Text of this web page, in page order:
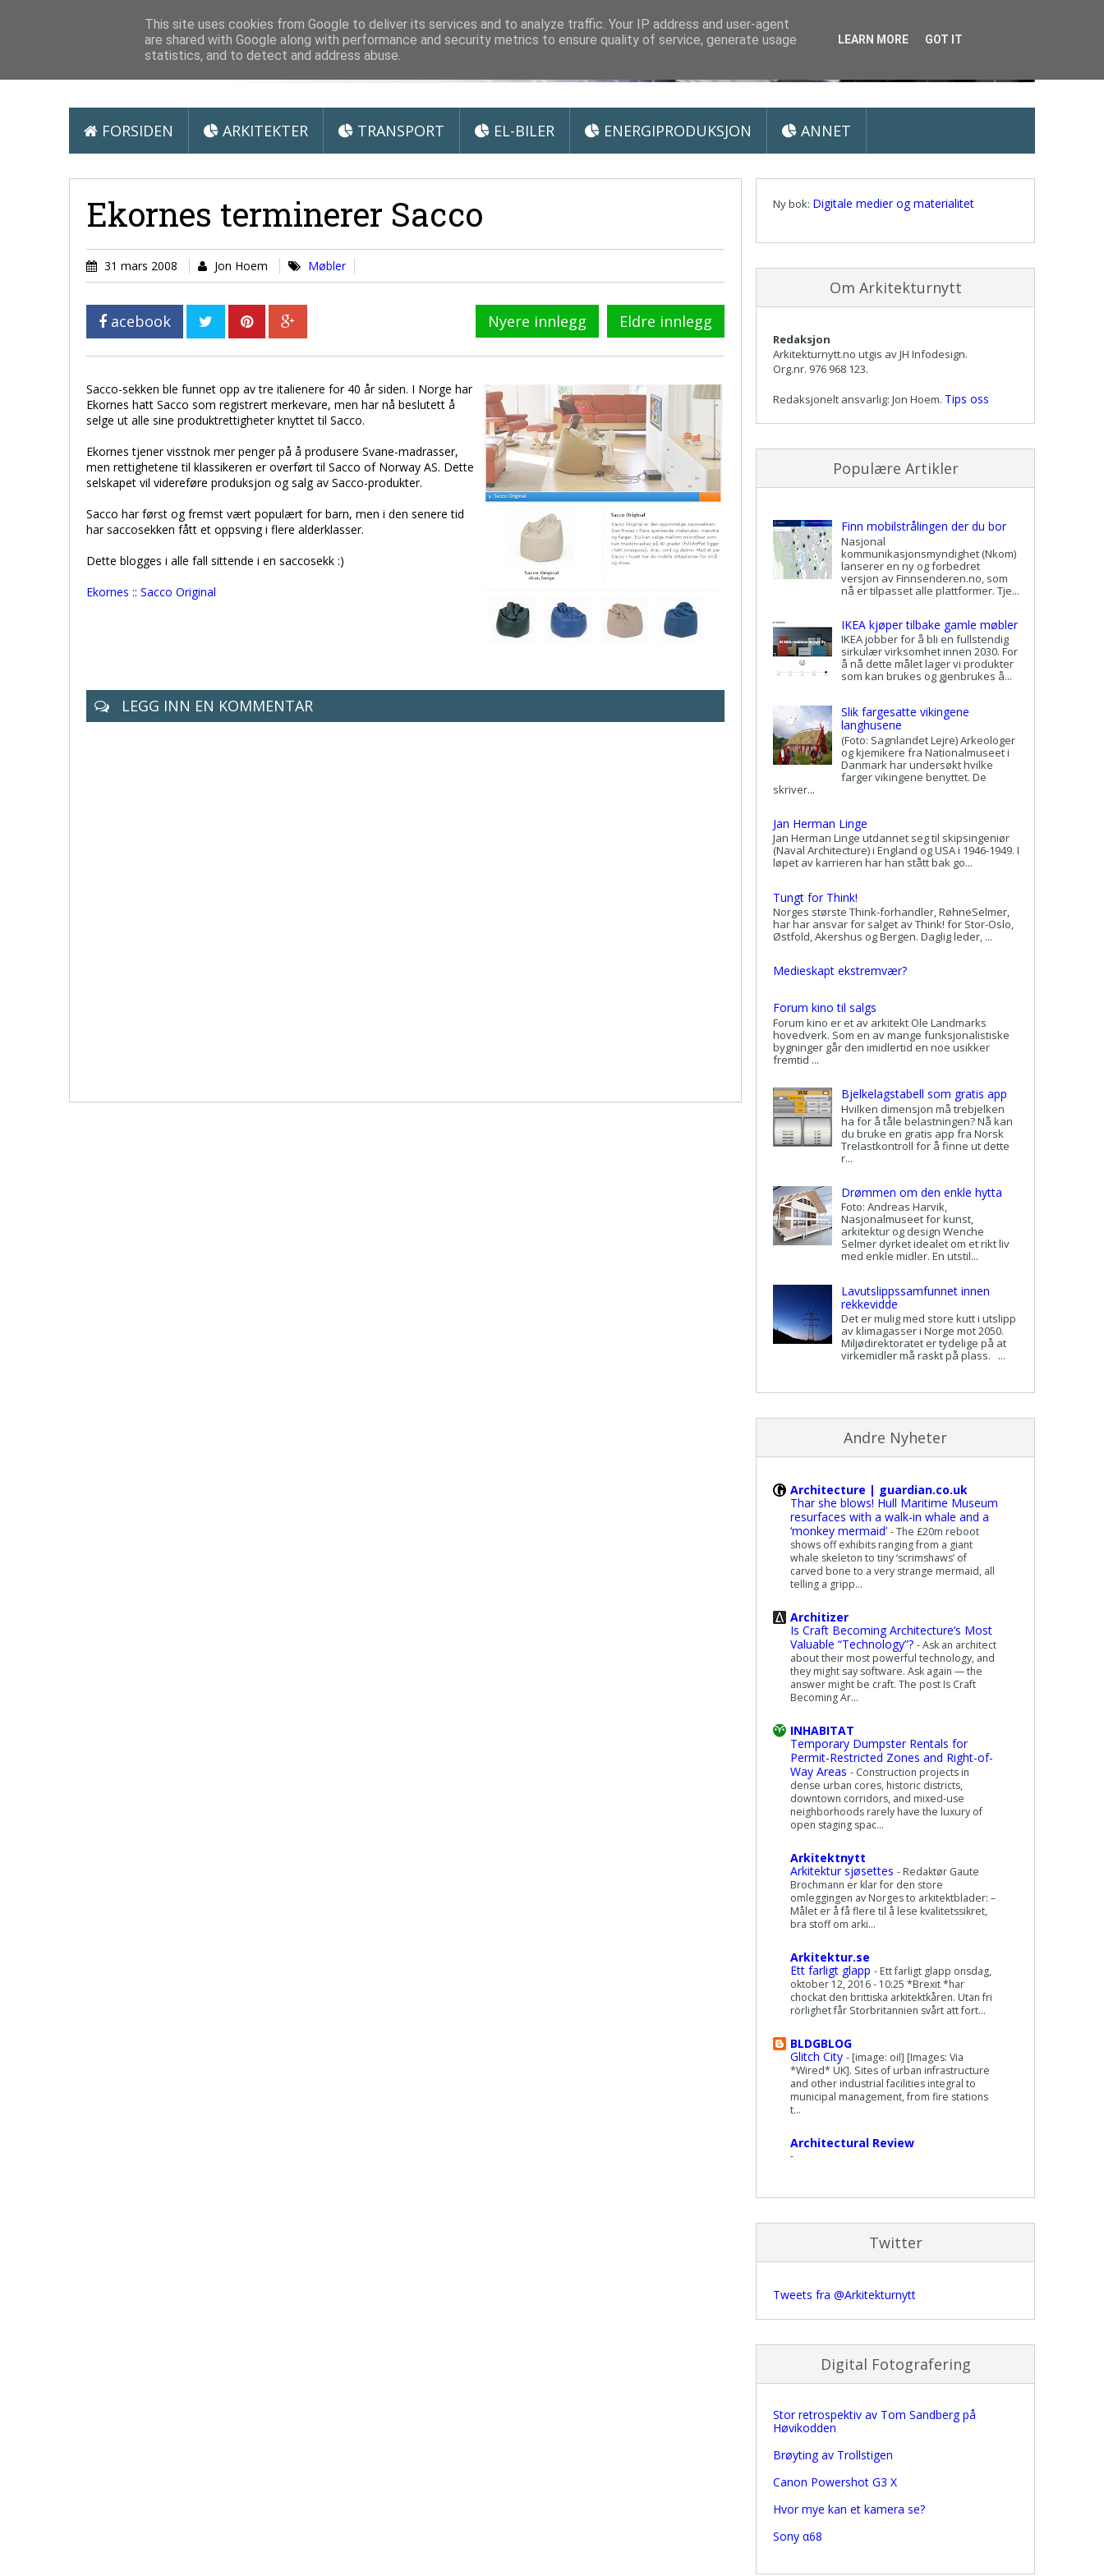
Arkitektur & Miljøteknologi
FORSIDEN ARKITEKTER TRANSPORT EL-BILER ENERGIPRODUKSJON ANNET
Ekornes terminerer Sacco
31 mars 2008 Jon Hoem Møbler
acebook Nyere innlegg Eldre innlegg
Sacco-sekken ble funnet opp av tre italienere for 40 år siden. I Norge har
Ekornes hatt Sacco som registrert merkevare, men har nå beslutett å
selge ut alle sine produktrettigheter knyttet til Sacco.
Ekornes tjener visstnok mer penger på å produsere Svane-madrasser,
men rettighetene til klassikeren er overført til Sacco of Norway AS. Dette
selskapet vil videreføre produksjon og salg av Sacco-produkter.
Sacco har først og fremst vært populært for barn, men i den senere tid
har saccosekken fått et oppsving i flere alderklasser.
Dette blogges i alle fall sittende i en saccosekk :)
Ekornes :: Sacco Original
LEGG INN EN KOMMENTAR
Ny bok: Digitale medier og materialitet
Om Arkitekturnytt
Redaksjon
Arkitekturnytt.no utgis av JH Infodesign.
Org.nr. 976 968 123.
Redaksjonelt ansvarlig: Jon Hoem. Tips oss
Populære Artikler
Finn mobilstrålingen der du bor
Nasjonal
kommunikasjonsmyndighet (Nkom)
lanserer en ny og forbedret
versjon av Finnsenderen.no, som
nå er tilpasset alle plattformer. Tje...
IKEA kjøper tilbake gamle møbler
IKEA jobber for å bli en fullstendig
sirkulær virksomhet innen 2030. For
å nå dette målet lager vi produkter
som kan brukes og gjenbrukes å...
Slik fargesatte vikingene
langhusene
(Foto: Sagnlandet Lejre) Arkeologer
og kjemikere fra Nationalmuseet i
Danmark har undersøkt hvilke
farger vikingene benyttet. De
skriver...
Jan Herman Linge
Jan Herman Linge utdannet seg til skipsingeniør
(Naval Architecture) i England og USA i 1946-1949. I
løpet av karrieren har han stått bak go...
Tungt for Think!
Norges største Think-forhandler, RøhneSelmer,
har har ansvar for salget av Think! for Stor-Oslo,
Østfold, Akershus og Bergen. Daglig leder, ...
Medieskapt ekstremvær?
Forum kino til salgs
Forum kino er et av arkitekt Ole Landmarks
hovedverk. Som en av mange funksjonalistiske
bygninger går den imidlertid en noe usikker
fremtid ...
Bjelkelagstabell som gratis app
Hvilken dimensjon må trebjelken
ha for å tåle belastningen? Nå kan
du bruke en gratis app fra Norsk
Trelastkontroll for å finne ut dette
r...
Drømmen om den enkle hytta
Foto: Andreas Harvik,
Nasjonalmuseet for kunst,
arkitektur og design Wenche
Selmer dyrket idealet om et rikt liv
med enkle midler. En utstil...
Lavutslippssamfunnet innen
rekkevidde
Det er mulig med store kutt i utslipp
av klimagasser i Norge mot 2050.
Miljødirektoratet er tydelige på at
virkemidler må raskt på plass. ...
Andre Nyheter
Architecture | guardian.co.uk
Thar she blows! Hull Maritime Museum
resurfaces with a walk-in whale and a
‘monkey mermaid’ -The £20m reboot
shows off exhibits ranging from a giant
whale skeleton to tiny ‘scrimshaws’ of
carved bone to a very strange mermaid, all
telling a gripp...
Architizer
Is Craft Becoming Architecture’s Most
Valuable “Technology”? -Ask an architect
about their most powerful technology, and
they might say software. Ask again — the
answer might be craft. The post Is Craft
Becoming Ar...
INHABITAT
Temporary Dumpster Rentals for
Permit-Restricted Zones and Right-of-
Way Areas - Construction projects in
dense urban cores, historic districts,
downtown corridors, and mixed-use
neighborhoods rarely have the luxury of
open staging spac...
Arkitektnytt
Arkitektur sjøsettes - Redaktør Gaute
Brochmann er klar for den store
omleggingen av Norges to arkitektblader: –
Målet er å få flere til å lese kvalitetssikret,
bra stoff om arki...
Arkitektur.se
Ett farligt glapp - Ett farligt glapp onsdag,
oktober 12, 2016 - 10:25 *Brexit *har
chockat den brittiska arkitektkåren. Utan fri
rörlighet får Storbritannien svårt att fort...
BLDGBLOG
Glitch City - [image: oil] [Images: Via
*Wired* UK]. Sites of urban infrastructure
and other industrial facilities integral to
municipal management, from fire stations
t...
Architectural Review
-
Twitter
Tweets fra @Arkitekturnytt
Digital Fotografering
Stor retrospektiv av Tom Sandberg på
Høvikodden
Brøyting av Trollstigen
Canon Powershot G3 X
Hvor mye kan et kamera se?
Sony α68
This site uses cookies from Google to deliver its services and to analyze traffic. Your IP address and user-agent
are shared with Google along with performance and security metrics to ensure quality of service, generate usage
statistics, and to detect and address abuse.
LEARN MORE GOT IT